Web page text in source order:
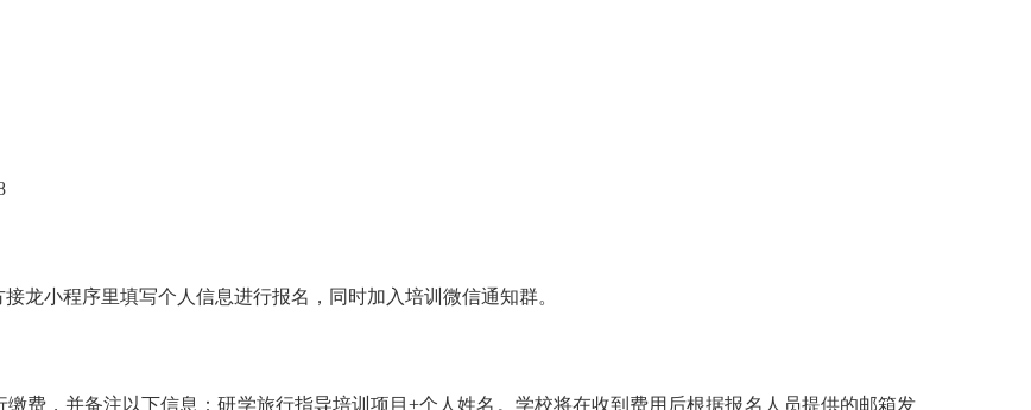
小程序里填写个人信息进行报名，同时加入培训微信通知群。
，并备注以下信息：研学旅行指导培训项目+个人姓名。学校将在收到费用后根据报名人员提供的邮箱发